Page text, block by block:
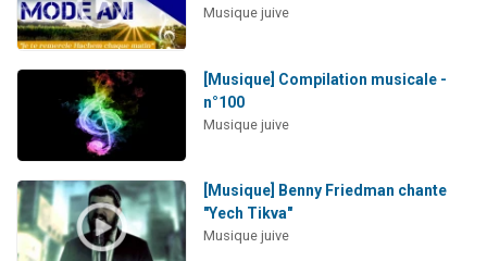
Musique juive
[Musique] Compilation musicale -
n°100
Musique juive
[Musique] Benny Friedman chante
"Yech Tikva"
Musique juive